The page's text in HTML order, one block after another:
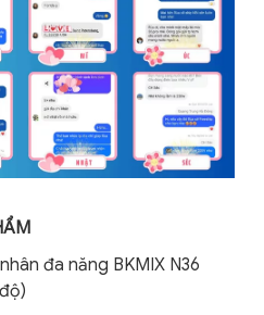
đa năng BKMIX N36